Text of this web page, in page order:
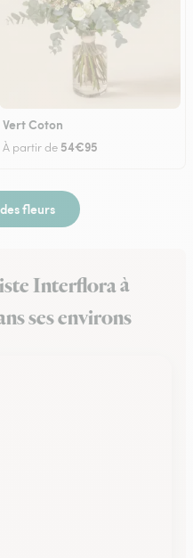
Vert Coton
À partir de 54€95
fleurs
Interflora à
ses environs